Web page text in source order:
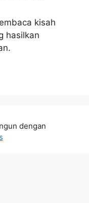
kisah
hasilkan
dengan